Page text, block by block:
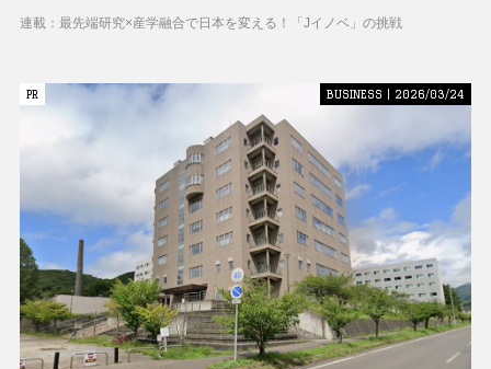
空間で地域DXに挑む 大阪工業大学 DXフィールド
連載：最先端研究×産学融合で日本を変える！「Jイノベ」の挑戦
PR
PR BUSINESS | 2026/03/24